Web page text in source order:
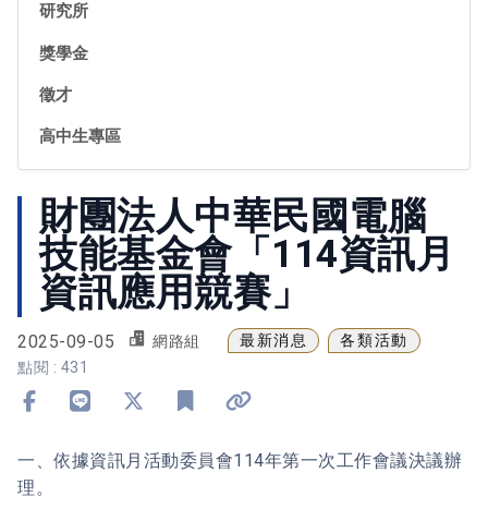
研究所
獎學金
徵才
高中生專區
財團法人中華民國電腦
技能基金會「114資訊月
資訊應用競賽」
2025-09-05 網路組 最新消息
各類活動
點閱 : 431
一、依據資訊月活動委員會114年第一次工作會議決議辦
理。